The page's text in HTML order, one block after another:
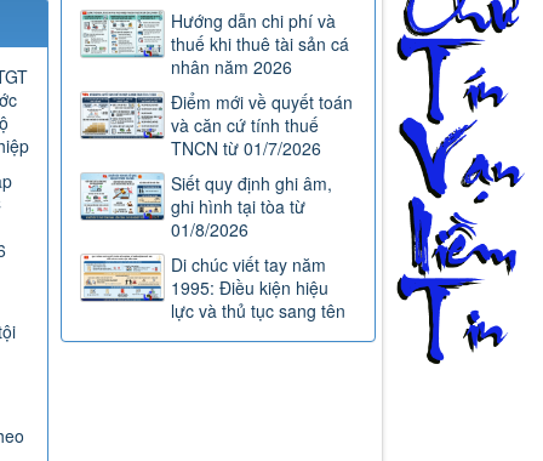
Hướng dẫn chi phí và
thuế khi thuê tài sản cá
nhân năm 2026
Điểm mới về quyết toán
và căn cứ tính thuế
TNCN từ 01/7/2026
Siết quy định ghi âm,
ghi hình tại tòa từ
01/8/2026
Di chúc viết tay năm
1995: Điều kiện hiệu
lực và thủ tục sang tên